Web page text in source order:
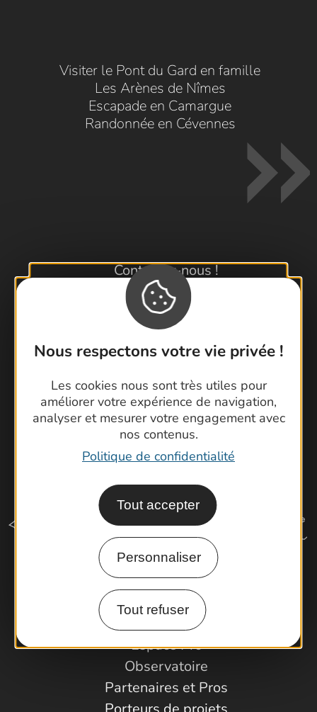
Nous respectons votre vie privée !
Les cookies nous sont très utiles pour
améliorer votre expérience de navigation,
analyser et mesurer votre engagement avec
nos contenus.
Politique de confidentialité
Tout accepter
Personnaliser
Tout refuser
Visiter le Pont du Gard en famille
Les Arènes de Nîmes
Escapade en Camargue
Randonnée en Cévennes
Contactez-nous !
Foire aux questions
Brochures
Cartoguides et Topoguides
Latitude Gard
Comment venir ?
Espace Pro
Observatoire
Partenaires et Pros